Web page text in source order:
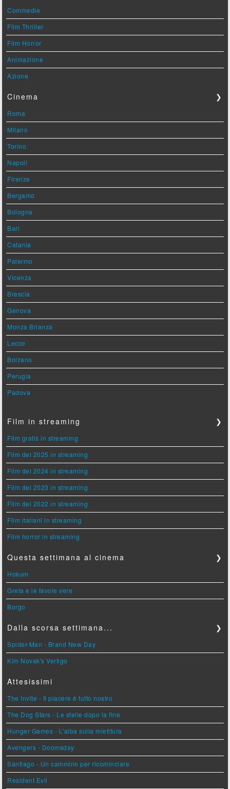
Commedie
Film Thriller
Film Horror
Animazione
Azione
Cinema ❯
Roma
Milano
Torino
Napoli
Firenze
Bergamo
Bologna
Bari
Catania
Palermo
Vicenza
Brescia
Genova
Monza Brianza
Lecce
Bolzano
Perugia
Padova
Film in streaming ❯
Film gratis in streaming
Film del 2025 in streaming
Film del 2024 in streaming
Film del 2023 in streaming
Film del 2022 in streaming
Film italiani in streaming
Film horror in streaming
Questa settimana al cinema ❯
Hokum
Greta e le favole vere
Borgo
Dalla scorsa settimana... ❯
Spider-Man - Brand New Day
Kim Novak's Vertigo
Attesissimi
The Invite - Il piacere è tutto nostro
The Dog Stars - Le stelle dopo la fine
Hunger Games - L'alba sulla mietitura
Avengers - Doomsday
Santiago - Un cammino per ricominciare
Resident Evil